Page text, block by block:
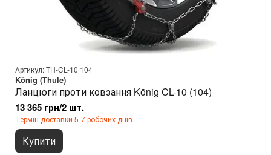
Артикул: TH-CL-10 104
König (Thule)
Ланцюги проти ковзання König CL-10 (104)
13 365 грн/2 шт.
Термін доставки 5-7 робочих днів
Купити